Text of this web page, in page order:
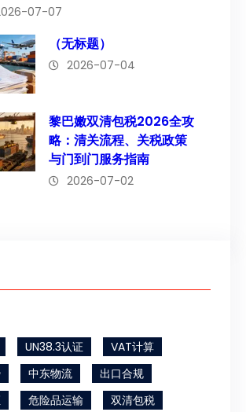
07-07
（无标题）
2026-07-04
黎巴嫩双清包税2026全攻
略：清关流程、关税政策
与门到门服务指南
2026-07-02
UN38.3认证
VAT计算
中东物流
出口合规
危险品运输 双清包税